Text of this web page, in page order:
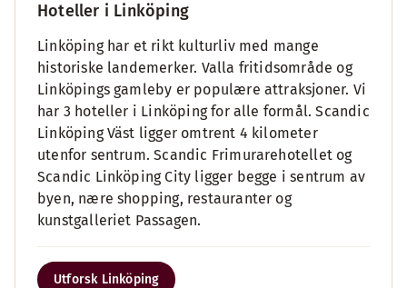
Hoteller i Linköping
Linköping har et rikt kulturliv med mange
historiske landemerker. Valla fritidsområde og
Linköpings gamleby er populære attraksjoner. Vi
har 3 hoteller i Linköping for alle formål. Scandic
Linköping Väst ligger omtrent 4 kilometer
utenfor sentrum. Scandic Frimurarehotellet og
Scandic Linköping City ligger begge i sentrum av
byen, nære shopping, restauranter og
kunstgalleriet Passagen.
Utforsk Linköping